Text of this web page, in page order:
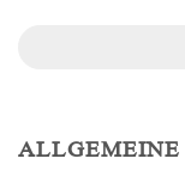
ALLGEMEINE